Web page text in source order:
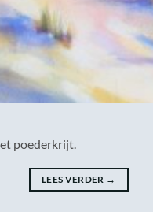
poederkrijt.
LEES VERDER →